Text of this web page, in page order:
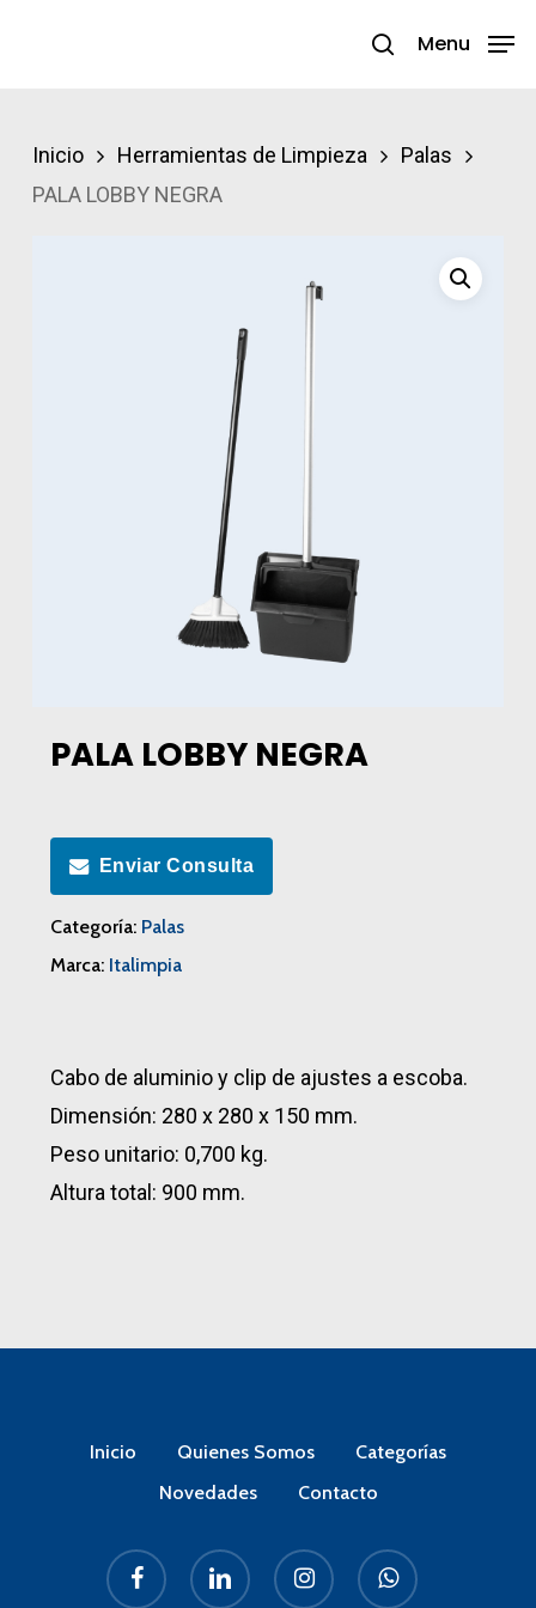
search
Menu
Inicio Herramientas de Limpieza
Palas
PALA LOBBY NEGRA
PALA LOBBY NEGRA
Enviar Consulta
Categoría: Palas
Marca: Italimpia
Cabo de aluminio y clip de ajustes a escoba.
Dimensión: 280 x 280 x 150 mm.
Peso unitario: 0,700 kg.
Altura total: 900 mm.
Inicio Quienes Somos
Categorías
Novedades
Contacto
facebook linkedin instagram whatsapp